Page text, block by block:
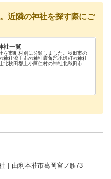
近隣の神社を探す際にご
社一覧
を市町村別に分類しました。秋田市の
神社潟上市の神社鹿角郡小坂町の神社
北秋田郡上小阿仁村の神社北秋田市の
｜由利本荘市葛岡宮ノ腰73